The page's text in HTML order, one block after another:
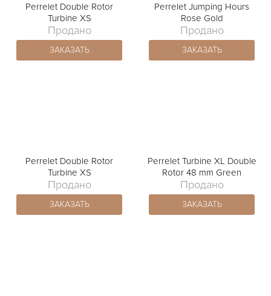
Perrelet Double Rotor
Turbine XS
Продано
ЗАКАЗАТЬ
Perrelet Jumping Hours
Rose Gold
Продано
ЗАКАЗАТЬ
Perrelet Double Rotor
Turbine XS
Продано
ЗАКАЗАТЬ
Perrelet Turbine XL Double
Rotor 48 mm Green
Продано
ЗАКАЗАТЬ